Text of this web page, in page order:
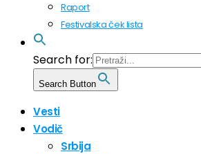
Raport
Festivalska ček lista
Search for:
Search Button
Vesti
Vodič
Srbija